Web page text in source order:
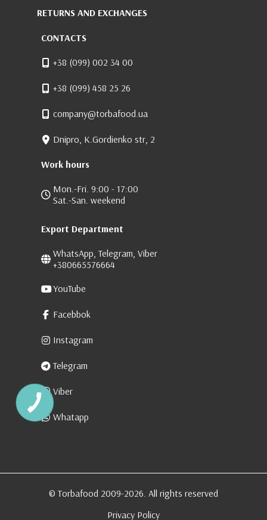
RETURNS AND EXCHANGES
CONTACTS
+38 (099) 002 34 00
+38 (099) 458 25 26
company@torbafood.ua
Dnipro, K.Gordienko str, 2
Work hours
Mon.-Fri. 9:00 - 17:00
Sat.-San. weekend
Export Department
WhatsApp, Telegram, Viber
+380665576664
YouTube
Facebbok
Instagram
Telegram
Viber
Whatapp
© Torbafood 2009-2026. All rights reserved
Privacy Policy
КНОПКА
ЗВ'ЯЗКУ